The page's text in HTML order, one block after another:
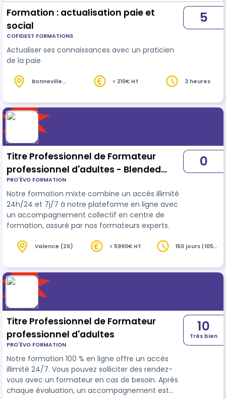
Formation : actualisation paie et
social
COFIDEST FORMATIONS
Actualiser ses connaissances avec un praticien
de la paie
5
Bonneville
> 210€ HT 3 heures
Titre Professionnel de Formateur
professionnel d'adultes - Blended
Learning
PRO'ÉVO FORMATION
Notre formation mixte combine un accès illimité
24h/24 et 7j/7 à notre plateforme en ligne avec
un accompagnement collectif en centre de
formation, assuré par nos formateurs experts.
0
Valence (26) > 5990€ HT
150 jours | 1050
Titre Professionnel de Formateur
professionnel d'adultes
PRO'ÉVO FORMATION
Notre formation 100 % en ligne offre un accès
illimité 24/7. Vous pouvez solliciter des rendez-
vous avec un formateur en cas de besoin. Après
chaque évaluation, un accompagnement est
10
Très bien